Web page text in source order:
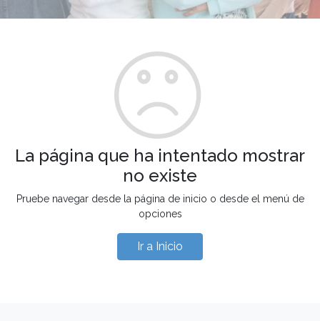
La página que ha intentado mostrar
no existe
Pruebe navegar desde la página de inicio o desde el menú de
opciones
Ir a Inicio